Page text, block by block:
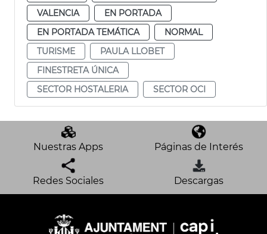
VALENCIA
EN PORTADA
EN PORTADA TEMÁTICA
NORMAL
TURISME
PAULA LLOBET
FINESTRETA ÚNICA
SECTOR HOSTALERIA
SECTOR OCI
Nuestras Apps Páginas de Interés
Redes Sociales Descargas